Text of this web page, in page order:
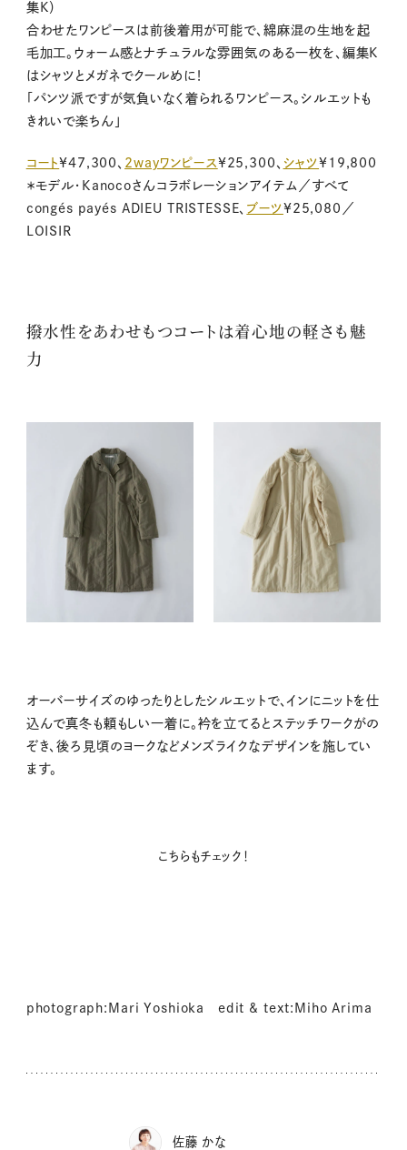
集K）
合わせたワンピースは前後着用が可能で、綿麻混の生地を起
毛加工。ウォーム感とナチュラルな雰囲気のある一枚を、編集K
はシャツとメガネでクールめに！
「パンツ派ですが気負いなく着られるワンピース。シルエットも
きれいで楽ちん」
コート ¥47,300、 2wayワンピース ¥25,300、 シャツ ¥19,800
＊モデル・Kanocoさんコラボレーションアイテム／すべて
congés payés ADIEU TRISTESSE、 ブーツ ¥25,080／
LOISIR
撥水性をあわせもつコートは着心地の軽さも魅
力
オーバーサイズのゆったりとしたシルエットで、インにニットを仕
込んで真冬も頼もしい一着に。衿を立てるとステッチワークがの
ぞき、後ろ見頃のヨークなどメンズライクなデザインを施してい
ます。
こちらもチェック！
photograph:Mari Yoshioka edit & text:Miho Arima
佐藤 かな